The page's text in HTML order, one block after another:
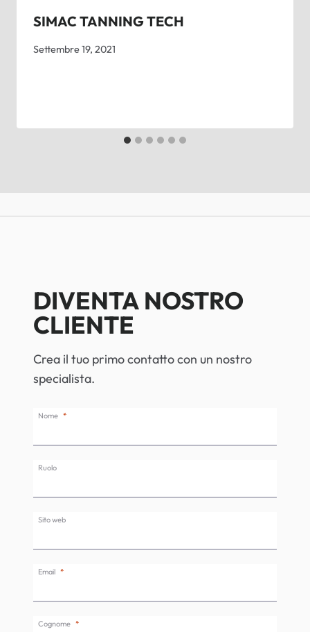
SIMAC TANNING TECH
Settembre 19, 2021
DIVENTA NOSTRO
CLIENTE
Crea il tuo primo contatto con un nostro
specialista.
Nome
Ruolo
Sito web
Email
Cognome